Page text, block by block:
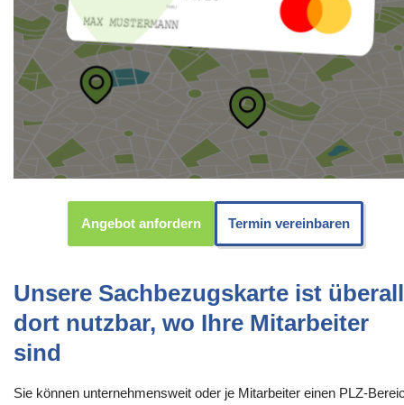
Angebot anfordern Termin vereinbaren
Unsere Sachbezugskarte ist überall
dort nutzbar, wo Ihre Mitarbeiter
sind
Sie können unternehmensweit oder je Mitarbeiter einen PLZ-